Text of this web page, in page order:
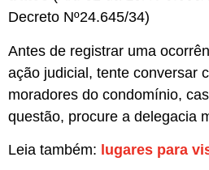
Decreto Nº24.645/34)
Antes de registrar uma
ação judicial, tente conversar
moradores do condomínio,
questão, procure a delegacia
Leia também: lugares para